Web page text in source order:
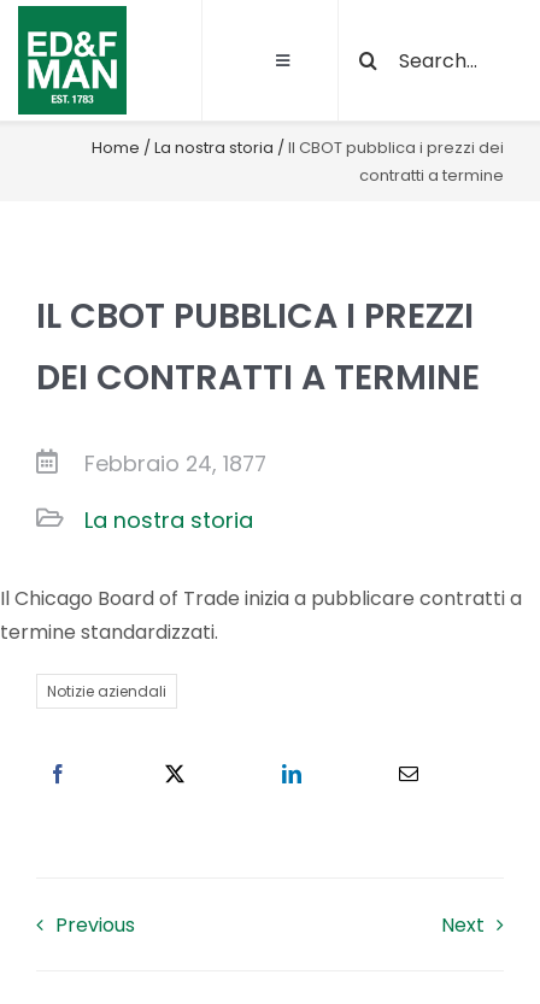
Salta
contenuto
Toggle
Chi siamo
Qualità e certificazioni
News
Lavora con noi
Contatti
Cerca
per:
Home /La nostra storia /Il CBOT pubblica i prezzi dei
contratti a termine
IL CBOT PUBBLICA I PREZZI
DEI CONTRATTI A TERMINE
Febbraio 24, 1877
La nostra storia
Il Chicago Board of Trade inizia a pubblicare contratti a
termine standardizzati.
Notizie aziendali
Previous Next